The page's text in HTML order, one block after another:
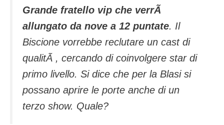
Grande fratello vip che verrÃ
allungato da nove a 12 puntate. Il
Biscione vorrebbe reclutare un cast di
qualitÃ , cercando di coinvolgere star di
primo livello. Si dice che per la Blasi si
possano aprire le porte anche di un
terzo show. Quale?